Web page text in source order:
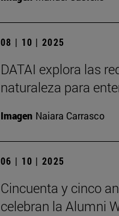
08 | 10 | 2025
DATAI explora las
naturaleza para
Imagen Naiara Carrasco
06 | 10 | 2025
Cincuenta y cinco
celebran la Alumni